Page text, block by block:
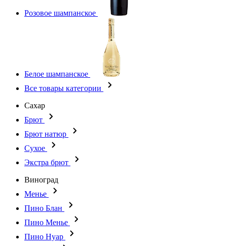
Розовое шампанское
Белое шампанское
Все товары категории
Сахар
Брют
Брют натюр
Сухое
Экстра брют
Виноград
Менье
Пино Блан
Пино Менье
Пино Нуар